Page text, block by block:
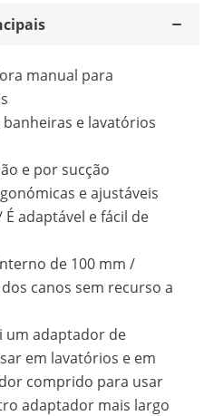
manual para
e lavatórios
e por sucção
e ajustáveis
adaptável e fácil de
de 100 mm /
canos sem recurso a
um adaptador de
em lavatórios e em
comprido para usar
adaptador mais largo